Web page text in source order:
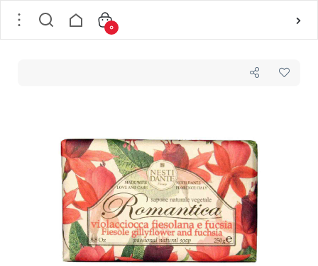
صابون مغذی نستی دانته Nesti Dante مدل romantica fiesole gillyflower and fuchsia وزن 250 گرم
0